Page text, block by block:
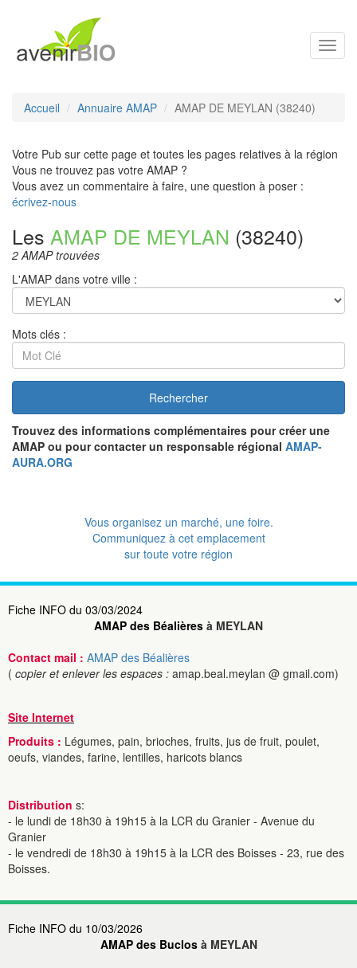
Accueil Annuaire AMAP AMAP DE MEYLAN (38240)
Votre Pub sur cette page et toutes les pages relatives à la région
Vous ne trouvez pas votre AMAP ?
Vous avez un commentaire à faire, une question à poser :
écrivez-nous
Les AMAP DE MEYLAN (38240)
2 AMAP trouvées
L'AMAP dans votre ville :
Mots clés :
Rechercher
Trouvez des informations complémentaires pour créer une
AMAP ou pour contacter un responsable régional AMAP-
AURA.ORG
Vous organisez un marché, une foire.
Communiquez à cet emplacement
sur toute votre région
Fiche INFO du 03/03/2024
AMAP des Béalières à MEYLAN
Contact mail : AMAP des Béalières
( copier et enlever les espaces : amap.beal.meylan @ gmail.com)
Site Internet
Produits : Légumes, pain, brioches, fruits, jus de fruit, poulet,
oeufs, viandes, farine, lentilles, haricots blancs
Distribution s:
- le lundi de 18h30 à 19h15 à la LCR du Granier - Avenue du
Granier
- le vendredi de 18h30 à 19h15 à la LCR des Boisses - 23, rue des
Boisses.
Fiche INFO du 10/03/2026
AMAP des Buclosà MEYLAN